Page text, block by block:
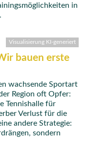
in
Visualisierung KI-generiert
bauen erste
wachsende Sportart
Region oft Opfer:
Tennishalle für
Verlust für die
andere Strategie:
sondern